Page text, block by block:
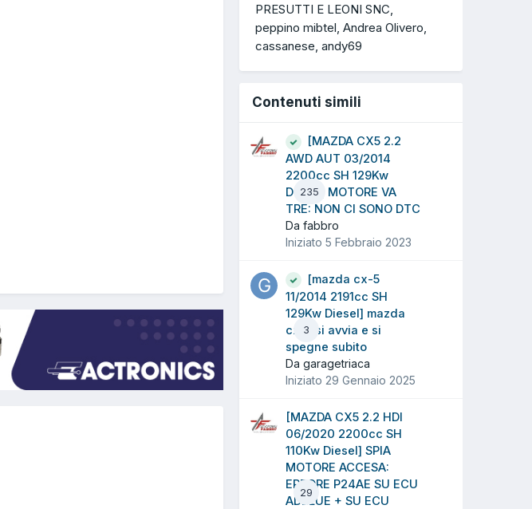
PRESUTTI E LEONI SNC
peppino mibtel Andrea Olivero
cassanese andy69
Contenuti simili
235
[MAZDA CX5 2.2
AWD AUT 03/2014
2200cc SH 129Kw
Diesel] MOTORE VA
TRE: NON CI SONO DTC
Da fabbro
Iniziato 5 Febbraio 2023
3
[mazda cx-5
11/2014 2191cc SH
129Kw Diesel] mazda
cx-5 si avvia e si
spegne subito
Da garagetriaca
Iniziato 29 Gennaio 2025
29
[MAZDA CX5 2.2 HDI
06/2020 2200cc SH
110Kw Diesel] SPIA
MOTORE ACCESA:
ERRORE P24AE SU ECU
ADBLUE + SU ECU